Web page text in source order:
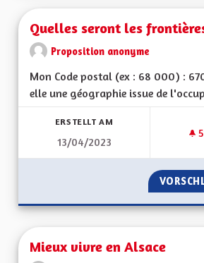
Quelles seront les
Proposition anonyme
Mon Code postal (ex : 68 000) :
elle une géographie issue de
ERSTELLT AM
13/04/2023
Mieux vivre en Alsace